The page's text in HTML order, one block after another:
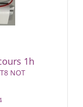
1h
NOT